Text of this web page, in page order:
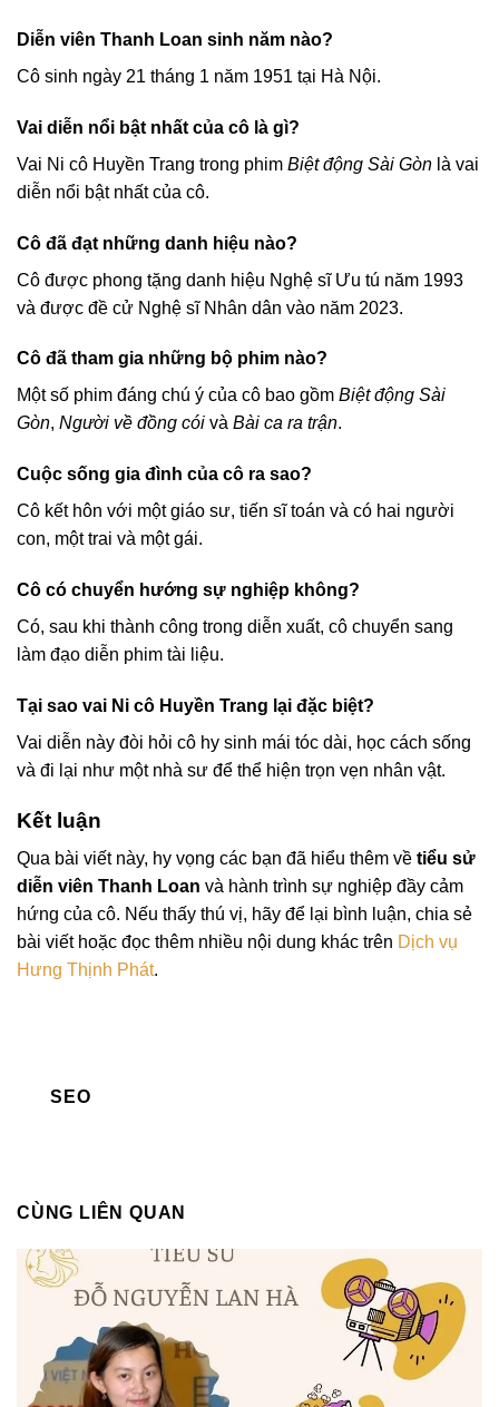
Diễn viên Thanh Loan sinh năm nào?
Cô sinh ngày 21 tháng 1 năm 1951 tại Hà Nội.
Vai diễn nổi bật nhất của cô là gì?
Vai Ni cô Huyền Trang trong phim Biệt động Sài Gòn là vai
diễn nổi bật nhất của cô.
Cô đã đạt những danh hiệu nào?
Cô được phong tặng danh hiệu Nghệ sĩ Ưu tú năm 1993
và được đề cử Nghệ sĩ Nhân dân vào năm 2023.
Cô đã tham gia những bộ phim nào?
Một số phim đáng chú ý của cô bao gồm Biệt động Sài
Gòn, Người về đồng cói và Bài ca ra trận.
Cuộc sống gia đình của cô ra sao?
Cô kết hôn với một giáo sư, tiến sĩ toán và có hai người
con, một trai và một gái.
Cô có chuyển hướng sự nghiệp không?
Có, sau khi thành công trong diễn xuất, cô chuyển sang
làm đạo diễn phim tài liệu.
Tại sao vai Ni cô Huyền Trang lại đặc biệt?
Vai diễn này đòi hỏi cô hy sinh mái tóc dài, học cách sống
và đi lại như một nhà sư để thể hiện trọn vẹn nhân vật.
Kết luận
Qua bài viết này, hy vọng các bạn đã hiểu thêm về tiểu sử
diễn viên Thanh Loan và hành trình sự nghiệp đầy cảm
hứng của cô. Nếu thấy thú vị, hãy để lại bình luận, chia sẻ
bài viết hoặc đọc thêm nhiều nội dung khác trên Dịch vụ
Hưng Thịnh Phát.
SEO
CÙNG LIÊN QUAN